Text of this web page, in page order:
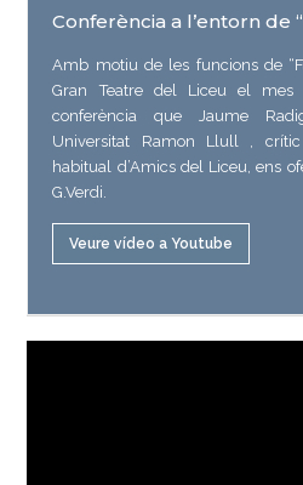
Conferència a l’entorn de
Amb motiu de les funcions de
Gran Teatre del Liceu el
conferència que Jaume
Universitat Ramon Llull ,
habitual d’Amics del Liceu, ens
G.Verdi.
Veure vídeo a Youtube